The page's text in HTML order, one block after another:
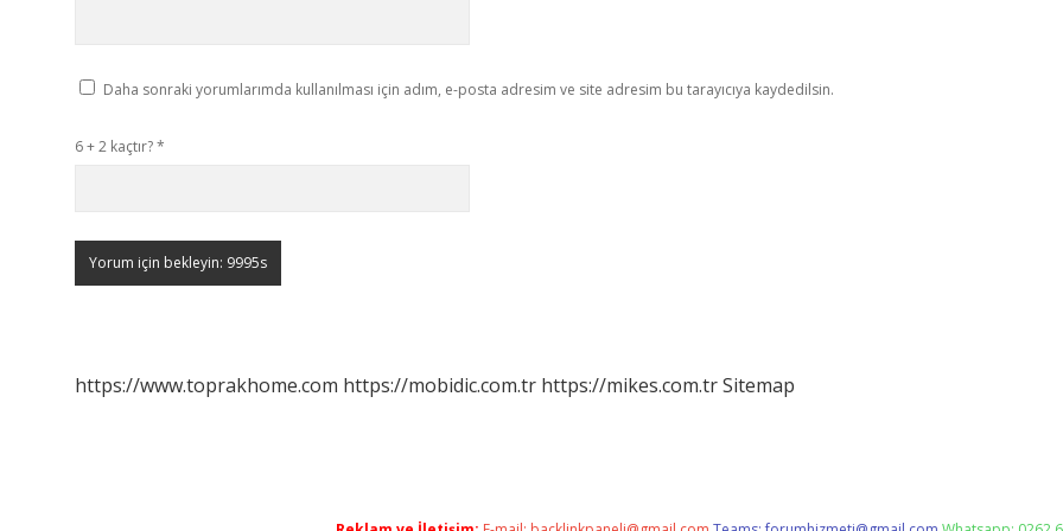
Daha sonraki yorumlarımda kullanılması için adım, e-posta adresim ve site adresim bu tarayıcıya kaydedilsin.
6 + 2 kaçtır?*
https://www.toprakhome.com https://mobidic.com.tr https://mikes.com.trSitemap